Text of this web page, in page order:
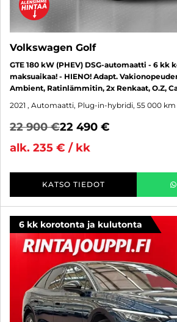
Volkswagen Golf
GTE 180 kW (PHEV) DSG-automaatti - 6
maksuaikaa! - HIENO! Adapt.
Ambient, Ratinlämmitin, 2x Renkaat, O.Z,
2021 , Automaatti, Plug-in-hybridi, 55 000 km
22 900 €22 490 €
alk. 235 € / kk
KATSO TIEDOT
6 kk korotonta ja kulutonta